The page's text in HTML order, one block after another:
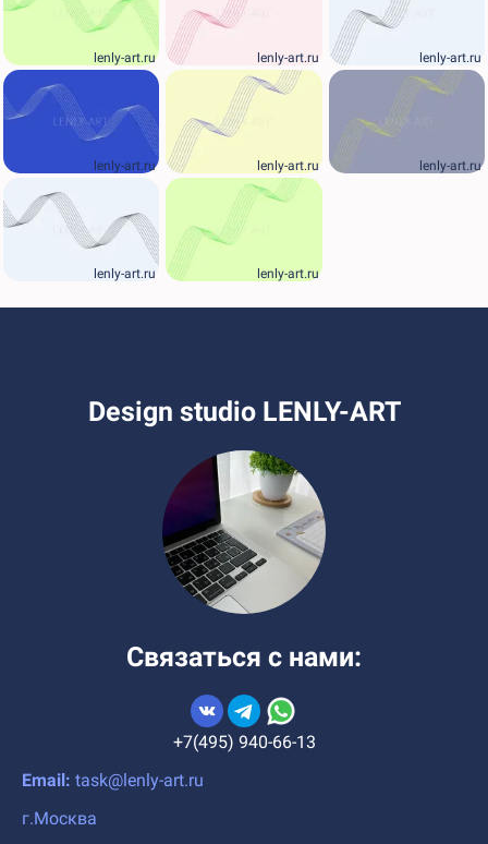
lenly-art.ru
lenly-art.ru
lenly-art.ru
lenly-art.ru
lenly-art.ru
lenly-art.ru
lenly-art.ru
lenly-art.ru
Design studio LENLY-ART
Связаться с нами:
+7(495) 940-66-13
Email: task@lenly-art.ru
г.Москва